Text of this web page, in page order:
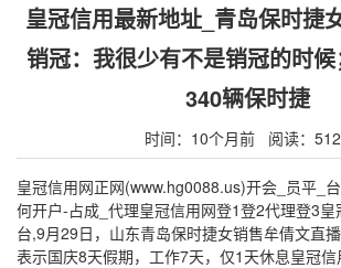
皇冠信用最新地址_青岛保时捷
销冠：我很少有不是销冠的时
340辆保时捷
时间：10个月前 阅读：
皇冠信用网正网(www.hg0088.us)开会_员平_
何开户-占成_代理皇冠信用网登1登2代理登3
台,9月29日，山东青岛保时捷女销售牟倩文直
表示国庆8天假期，工作7天，仅1天休息皇冠信